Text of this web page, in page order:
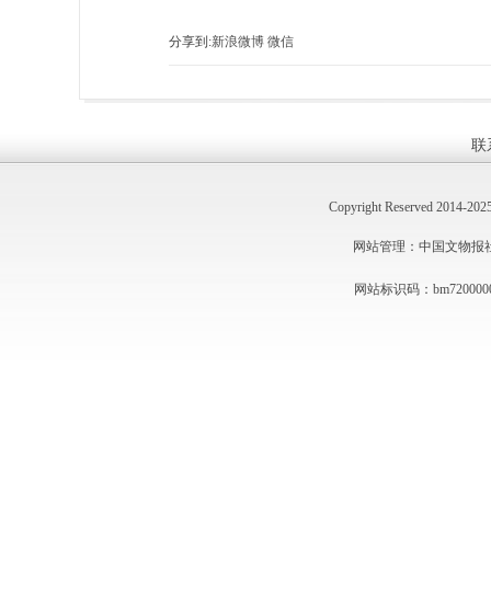
分享到:新浪微博 微信
联
Copyright Reserved 2014-
网站管理：中国文物报
网站标识码：